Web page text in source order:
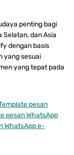
penting bagi
Selatan, dan Asia
dengan basis
yang sesuai
yang tepat pada
pesan
pesan WhatsApp
WhatsApp e-